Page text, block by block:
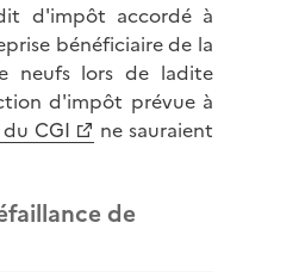
d'impôt accordé à
bénéficiaire de la
neufs lors de ladite
d'impôt prévue à
CGI
ne sauraient
de